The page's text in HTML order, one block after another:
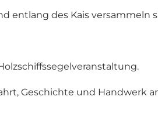
des Kais versammeln
Geschichte und Handwerk